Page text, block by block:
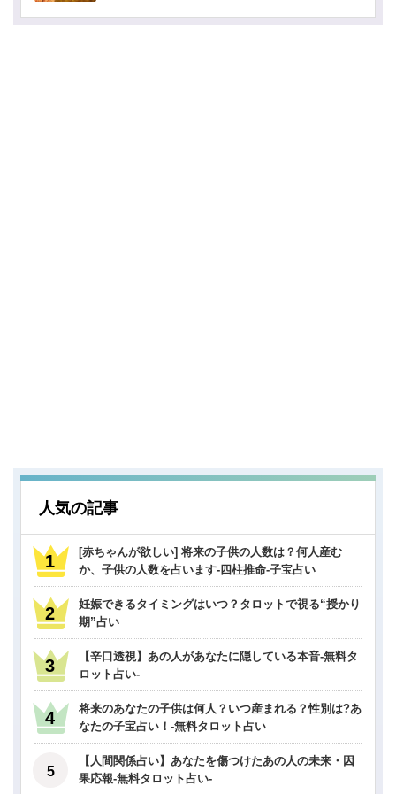
人気の記事
[赤ちゃんが欲しい] 将来の子供の人数は？何人産む
か、子供の人数を占います-四柱推命-子宝占い
妊娠できるタイミングはいつ？タロットで視る“授かり
期”占い
【辛口透視】あの人があなたに隠している本音-無料タ
ロット占い-
将来のあなたの子供は何人？いつ産まれる？性別は?あ
なたの子宝占い！-無料タロット占い
【人間関係占い】あなたを傷つけたあの人の未来・因
果応報-無料タロット占い-